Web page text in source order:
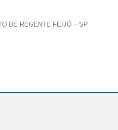
DE REGENTE FEIJÓ – SP